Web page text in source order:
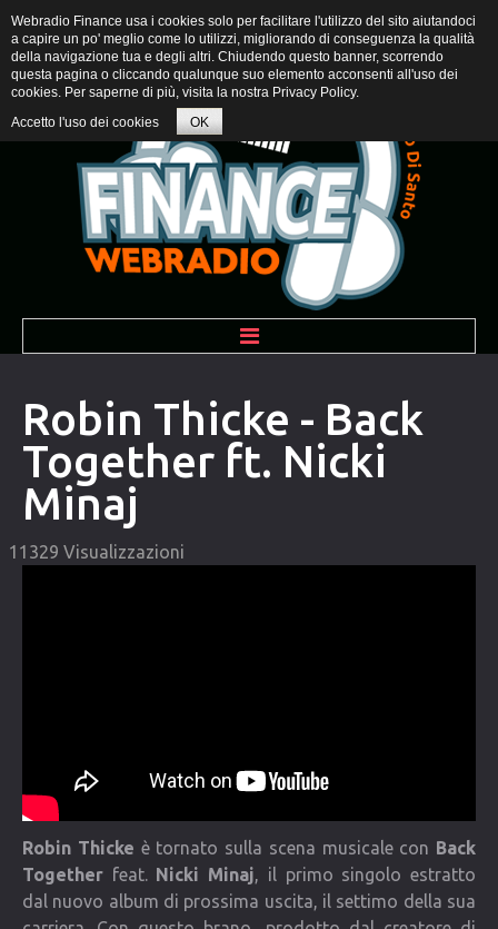
BENVENUTI
PROGRAMMI
COMMUNITY
Lista degli utenti
Robin Thicke - Back
Together ft. Nicki
Minaj
11329 Visualizzazioni
Robin Thicke è tornato sulla scena musicale con Back
Together feat. Nicki Minaj , il primo singolo estratto
dal nuovo album di prossima uscita, il settimo della sua
Webradio Finance usa i cookies solo per facilitare l'utilizzo del sito aiutandoci
a capire un po' meglio come lo utilizzi, migliorando di conseguenza la qualità
della navigazione tua e degli altri. Chiudendo questo banner, scorrendo
questa pagina o cliccando qualunque suo elemento acconsenti all'uso dei
cookies. Per saperne di più, visita la nostra Privacy Policy.
Accetto l'uso dei cookies
OK